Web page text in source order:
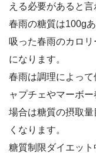
える必要があると言
春雨の糖質は100g
吸った春雨のカロ
になります。
春雨は調理によっ
ャプチェやマーボ
場合は糖質の摂取
くなります。
糖質制限ダイエッ